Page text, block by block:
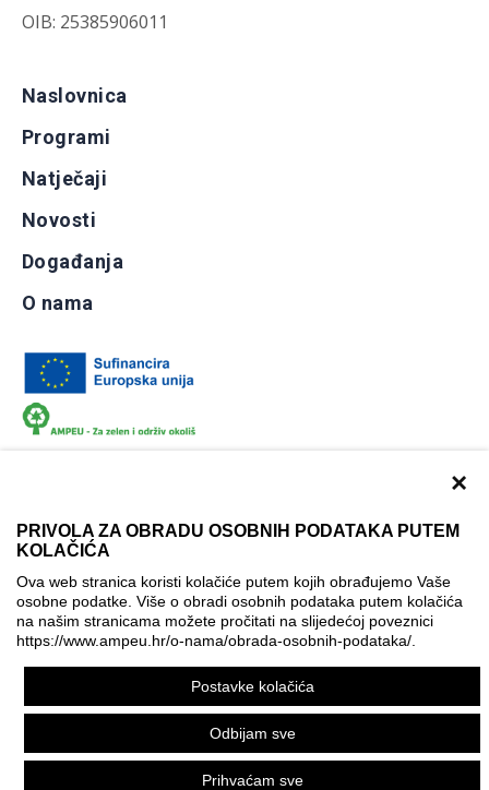
×
PRIVOLA ZA OBRADU OSOBNIH PODATAKA PUTEM
KOLAČIĆA
Ova web stranica koristi kolačiće putem kojih obrađujemo Vaše
osobne podatke. Više o obradi osobnih podataka putem kolačića
na našim stranicama možete pročitati na slijedećoj poveznici
https://www.ampeu.hr/o-nama/obrada-osobnih-podataka/
Postavke kolačića
Odbijam sve
Prihvaćam sve
OIB: 25385906011
Naslovnica
Programi
Natječaji
Novosti
Događanja
O nama
Izjava o pristupačnosti
Politika korištenja kolačića
Postavke kolačića
Ova mrežna stranica je ostvarena uz financijsku potporu
Europske komisije. Ona izražava isključivo stajalište autora
mrežne stranice i Komisija se ne može smatrati odgovornom
pri upotrebi informacija koje se na njoj nalaze.